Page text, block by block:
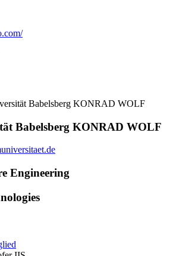
Babelsberg KONRAD WOLF
Engineering